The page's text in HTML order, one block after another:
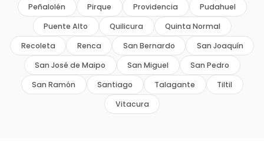
Peñalolén Pirque Providencia
Pudahuel
Puente Alto
Quilicura
Quinta Normal
Recoleta
Renca San Bernardo
San Joaquín
San José de Maipo
San Miguel
San Pedro
San Ramón
Santiago Talagante
Tiltil
Vitacura